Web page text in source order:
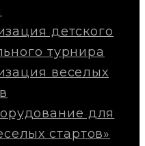
детского
турнира
веселых
для
стартов»